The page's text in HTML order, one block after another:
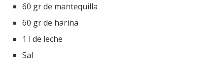
60 gr de mantequilla
60 gr de harina
1 l de leche
Sal